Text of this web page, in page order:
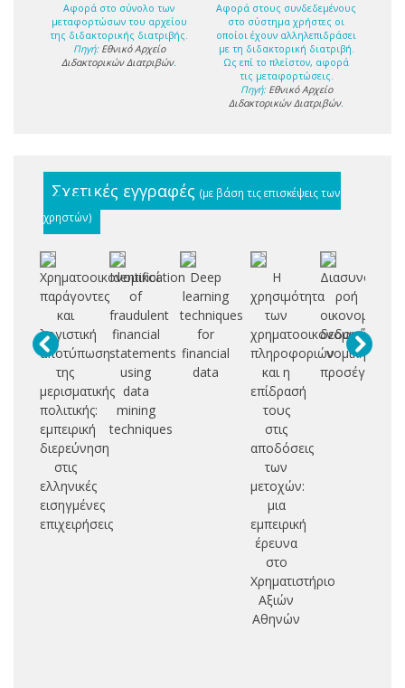
Αφορά στο σύνολο των
μεταφορτώσων του αρχείου
της διδακτορικής διατριβής.
Πηγή: Εθνικό Αρχείο
Διδακτορικών Διατριβών.
Αφορά στους συνδεδεμένους
στο σύστημα χρήστες οι
οποίοι έχουν αλληλεπιδράσει
με τη διδακτορική διατριβή.
Ως επί το πλείστον, αφορά
τις μεταφορτώσεις.
Πηγή: Εθνικό Αρχείο
Διδακτορικών Διατριβών.
Σχετικές εγγραφές (με βάση τις επισκέψεις των
χρηστών)
Χρηματοοικονομικοί
παράγοντες
και
λογιστική
αποτύπωση
της
μερισματικής
πολιτικής:
εμπειρική
διερεύνηση
στις
ελληνικές
εισηγμένες
επιχειρήσεις
Identification
of
fraudulent
financial
statements
using
data
mining
techniques
Deep
learning
techniques
for
financial
data
Η
χρησιμότητα
των
χρηματοοικονομικών
πληροφοριών
και η
επίδρασή
τους
στις
αποδόσεις
των
μετοχών:
μια
εμπειρική
έρευνα
στο
Χρηματιστήριο
Αξιών
Αθηνών
Διασυνοριακή
ροή
οικονομικών
δεδομένων:
νομική
προσέγγιση